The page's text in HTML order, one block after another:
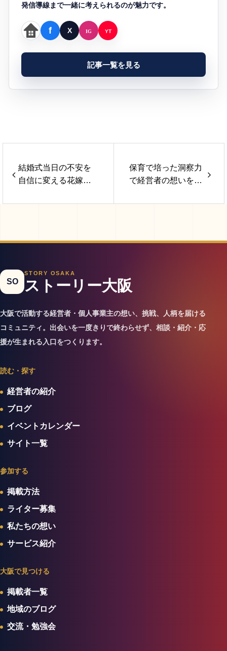
発信導線まで一緒に考えられるのが魅力です。
記事一覧を見る
結婚式当日の不安を
自信に変える花嫁レ
保育で培った洞察力
で経営者の想いを言
SO
STORY OSAKA
ストーリー大阪
大阪で活動する経営者・個人事業主の想い、挑戦、人柄を届ける
コミュニティ。出会いを一度きりで終わらせず、相談・紹介・応
援が生まれる入口をつくります。
読む・探す
経営者の紹介
ブログ
イベントカレンダー
サイト一覧
参加する
掲載方法
ライター募集
私たちの想い
サービス紹介
大阪で見つける
掲載者一覧
地域のブログ
交流・勉強会